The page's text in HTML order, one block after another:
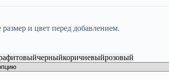
и цвет перед добавлением.
черныйкоричневыйрозовый